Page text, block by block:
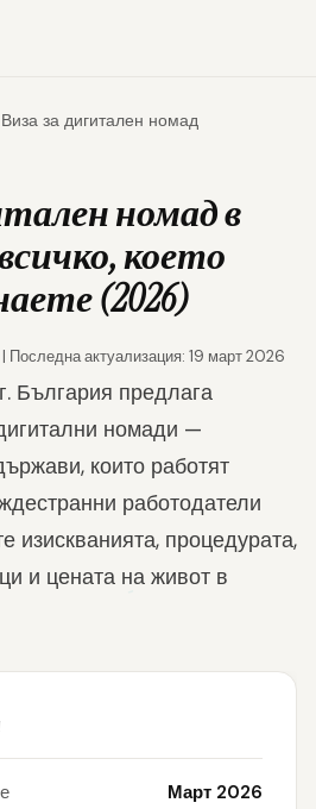
Виза за дигитален номад
номад в
което
(2026)
Последна актуализация: 19 март 2026
България предлага
номади —
които работят
работодатели
изискванията, процедурата,
и цената на живот в
Март 2026